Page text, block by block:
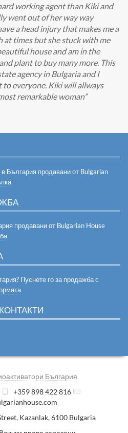
working agent than Kiki and
went out of her way way
a head injury that makes me a
times but she stuck with me
house and am in the
plant to buy many more. This
agency in Bulgaria and I
everyone. Kiki will allways
remarkable woman
България продавани от Bulgarian
продавани от Bulgarian House
Пуснете го за продажба с
България
+359 898 422 816
, Kazanlak,6100 Bulgaria